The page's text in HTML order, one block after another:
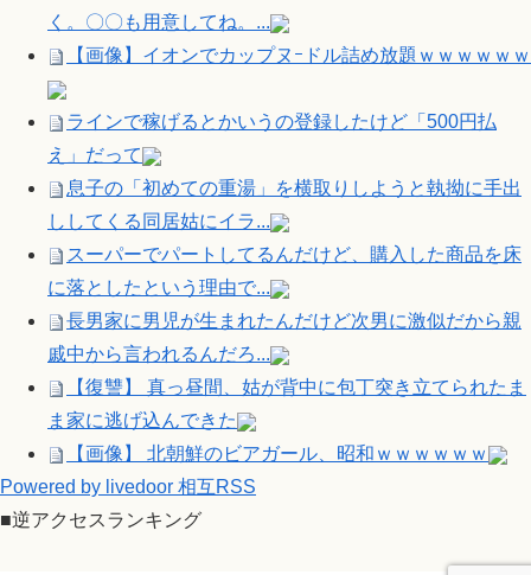
く。〇〇も用意してね。...
【画像】イオンでカップヌｰドル詰め放題ｗｗｗｗｗｗ
ラインで稼げるとかいうの登録したけど「500円払
え」だって
息子の「初めての重湯」を横取りしようと執拗に手出
ししてくる同居姑にイラ...
スーパーでパートしてるんだけど、購入した商品を床
に落としたという理由で...
長男家に男児が生まれたんだけど次男に激似だから親
戚中から言われるんだろ...
【復讐】 真っ昼間、姑が背中に包丁突き立てられたま
ま家に逃げ込んできた
【画像】 北朝鮮のビアガール、昭和ｗｗｗｗｗｗ
Powered by livedoor 相互RSS
■逆アクセスランキング